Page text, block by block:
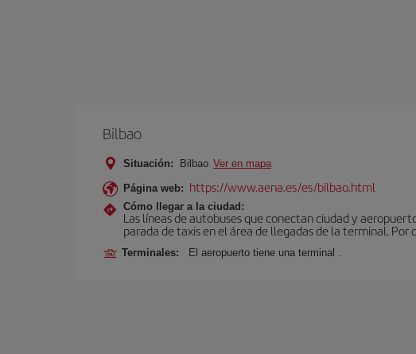
Bilbao
Situación: Bilbao Ver en mapa
Página web: https://www.aena.es/es/bilbao.html
Cómo llegar a la ciudad:
Las líneas de autobuses que conectan ciudad y
parada de taxis en el área de llegadas de la terminal.
Terminales: El aeropuerto tiene una terminal .